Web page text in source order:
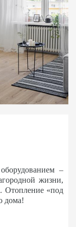
–
жизни,
Отопление «под
дома!